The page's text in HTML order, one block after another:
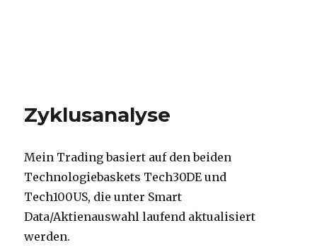
Zyklusanalyse
Mein Trading basiert auf den beiden
Technologiebaskets Tech30DE und
Tech100US, die unter Smart
Data/Aktienauswahl laufend aktualisiert
werden.